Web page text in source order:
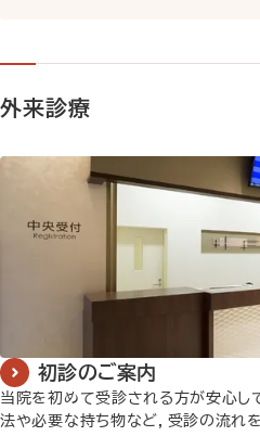
外来診療
初診のご案内
当院を初めて受診される方が安心し
法や必要な持ち物など，受診の流れ